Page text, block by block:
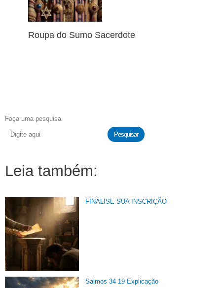
Roupa do Sumo Sacerdote
Faça uma pesquisa
Pesquisar
Leia também:
FINALISE SUA INSCRIÇÃO
Salmos 34 19 Explicação